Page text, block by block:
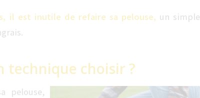
il est inutile de refaire sa pelouse, un simple
technique choisir ?
pelouse,